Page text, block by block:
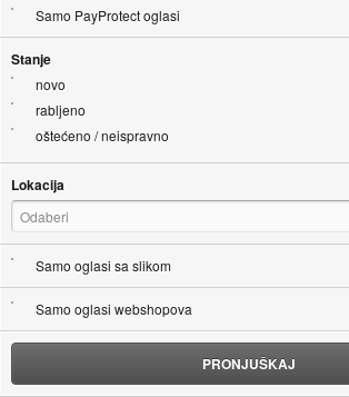
Samo PayProtect oglasi
Stanje
novo
rabljeno
oštećeno / neispravno
Lokacija
Odaberi
Samo oglasi sa slikom
Samo oglasi webshopova
PRONJUŠKAJ